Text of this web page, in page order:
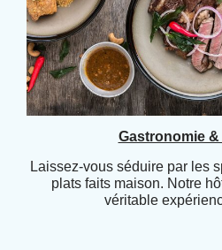
Gastronomie
Laissez-vous séduire par les
plats faits maison. Notre
véritable